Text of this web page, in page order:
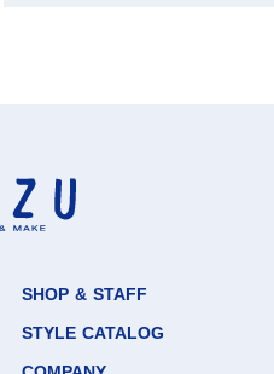
SHOP & STAFF
STYLE CATALOG